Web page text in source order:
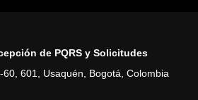
de PQRS y Solicitudes
60, 601, Usaquén, Bogotá, Colombia